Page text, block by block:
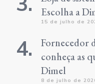
Escolha a
15 de julho de
Fornecedor
conheça as
Dimel
8 de julho de